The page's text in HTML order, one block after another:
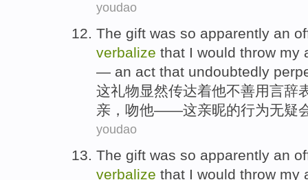
youdao
The gift was so apparently an
verbalize that I would throw my
— an act that undoubtedly
这礼物显然传达着他不善用言辞
亲， 吻他——这亲昵的行为无疑
youdao
The gift was so apparently an
verbalize that I would throw my